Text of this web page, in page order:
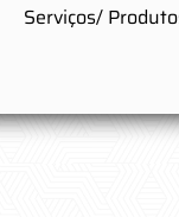
Serviços/